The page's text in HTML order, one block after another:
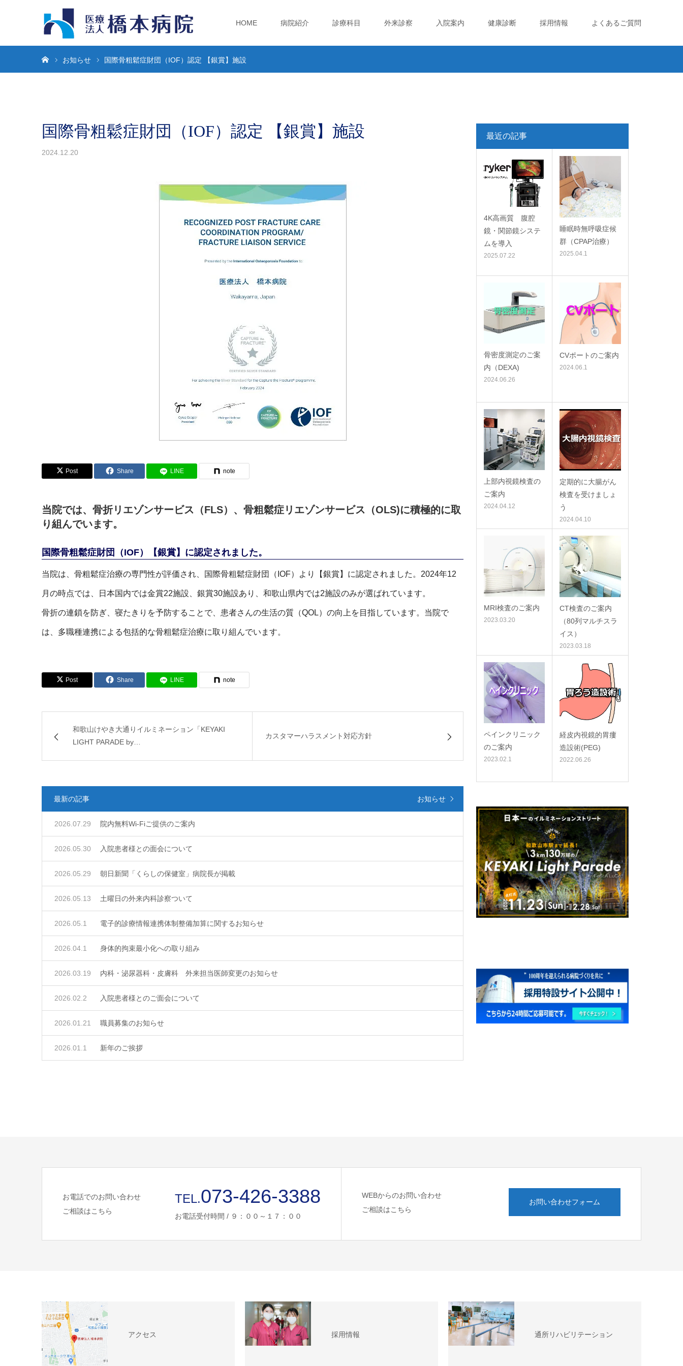
HOME 病院紹介 診療科目 外来診察 入院案内 健康診断 採用情報 よくあるご質問
お知らせ 国際骨粗鬆症財団（IOF）認定 【銀賞】施設
国際骨粗鬆症財団（IOF）認定 【銀賞】施設
2024.12.20
Post Share LINE note
当院では、骨折リエゾンサービス（FLS）、骨粗鬆症リエゾンサービス（OLS)に積極的に取
り組んでいます。
国際骨粗鬆症財団（IOF）【銀賞】に認定されました。
当院は、骨粗鬆症治療の専門性が評価され、国際骨粗鬆症財団（IOF）より【銀賞】に認定されました。2024年12
月の時点では、日本国内では金賞22施設、銀賞30施設あり、和歌山県内では2施設のみが選ばれています。
骨折の連鎖を防ぎ、寝たきりを予防することで、患者さんの生活の質（QOL）の向上を目指しています。当院で
は、多職種連携による包括的な骨粗鬆症治療に取り組んでいます。
Post Share LINE note
和歌山けやき大通りイルミネーション「KEYAKI
LIGHT PARADE by…
カスタマーハラスメント対応方針
最新の記事 お知らせ
院内無料Wi‐Fiご提供のご案内
2026.07.29
入院患者様との面会について
2026.05.30
朝日新聞「くらしの保健室」病院長が掲載
2026.05.29
土曜日の外来内科診察ついて
2026.05.13
電子的診療情報連携体制整備加算に関するお知らせ
2026.05.1
身体的拘束最小化への取り組み
2026.04.1
内科・泌尿器科・皮膚科 外来担当医師変更のお知らせ
2026.03.19
入院患者様とのご面会について
2026.02.2
職員募集のお知らせ
2026.01.21
新年のご挨拶
2026.01.1
最近の記事
4K高画質 腹腔
鏡・関節鏡システ
ムを導入
2025.07.22
睡眠時無呼吸症候
群（CPAP治療）
2025.04.1
骨密度測定のご案
内（DEXA)
2024.06.26
CVポートのご案内
2024.06.1
上部内視鏡検査の
ご案内
2024.04.12
定期的に大腸がん
検査を受けましょ
う
2024.04.10
MRI検査のご案内
2023.03.20
CT検査のご案内
（80列マルチスラ
イス）
2023.03.18
ペインクリニック
のご案内
2023.02.1
経皮内視鏡的胃瘻
造設術(PEG)
2022.06.26
お電話でのお問い合わせ
ご相談はこちら
TEL.073-426-3388
お電話受付時間 / ９：００～１７：００
WEBからのお問い合わせ
ご相談はこちら
お問い合わせフォーム
アクセス 採用情報 通所リハビリテーション